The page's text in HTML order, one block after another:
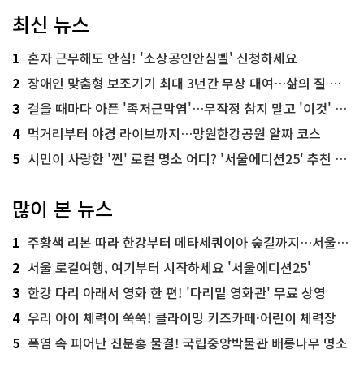
최신 뉴스
1 혼자 근무해도 안심! '소상공인안심벨' 신청하세요
2 장애인 맞춤형 보조기기 최대 3년간 무상 대여…삶의 질 높인다
3 걸을 때마다 아픈 '족저근막염'…무작정 참지 말고 '이것' 해보세요!
4 먹거리부터 야경 라이브까지…망원한강공원 알짜 코스
5 시민이 사랑한 '찐' 로컬 명소 어디? '서울에디션25' 추천 코스
많이 본 뉴스
1 주황색 리본 따라 한강부터 메타세쿼이아 숲길까지…서울둘레길 15코스
2 서울 로컬여행, 여기부터 시작하세요 '서울에디션25'
3 한강 다리 아래서 영화 한 편! '다리밑 영화관' 무료 상영
4 우리 아이 체력이 쑥쑥! 클라이밍 키즈카페·어린이 체력장
5 폭염 속 피어난 진분홍 물결! 국립중앙박물관 배롱나무 명소